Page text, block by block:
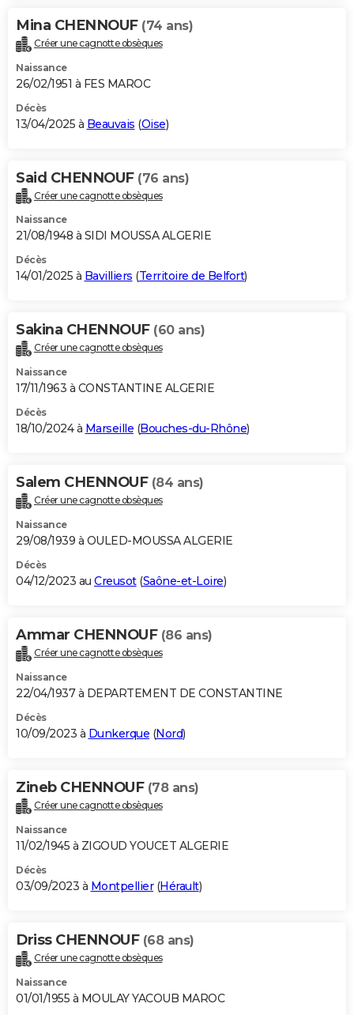
Mina CHENNOUF (74 ans)
Créer une cagnotte obsèques
Naissance
26/02/1951 à FES MAROC
Décès
13/04/2025 à Beauvais (Oise)
Said CHENNOUF (76 ans)
Créer une cagnotte obsèques
Naissance
21/08/1948 à SIDI MOUSSA ALGERIE
Décès
14/01/2025 à Bavilliers (Territoire de Belfort)
Sakina CHENNOUF (60 ans)
Créer une cagnotte obsèques
Naissance
17/11/1963 à CONSTANTINE ALGERIE
Décès
18/10/2024 à Marseille (Bouches-du-Rhône)
Salem CHENNOUF (84 ans)
Créer une cagnotte obsèques
Naissance
29/08/1939 à OULED-MOUSSA ALGERIE
Décès
04/12/2023 au Creusot(Saône-et-Loire)
Ammar CHENNOUF (86 ans)
Créer une cagnotte obsèques
Naissance
22/04/1937 à DEPARTEMENT DE CONSTANTINE
Décès
10/09/2023 à Dunkerque (Nord)
Zineb CHENNOUF (78 ans)
Créer une cagnotte obsèques
Naissance
11/02/1945 à ZIGOUD YOUCET ALGERIE
Décès
03/09/2023 à Montpellier(Hérault)
Driss CHENNOUF (68 ans)
Créer une cagnotte obsèques
Naissance
01/01/1955 à MOULAY YACOUB MAROC